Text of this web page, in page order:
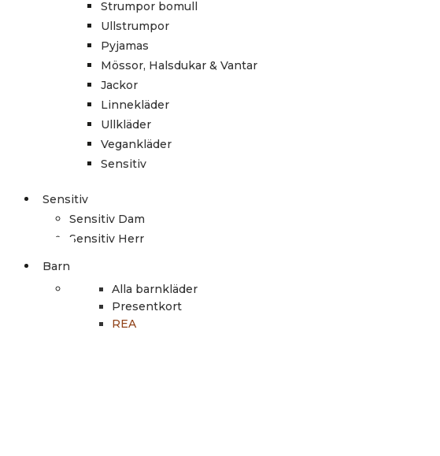
Strumpor bomull
Ullstrumpor
Pyjamas
Mössor, Halsdukar & Vantar
Jackor
Linnekläder
Ullkläder
Vegankläder
Sensitiv
Sensitiv
Sensitiv Dam
Sensitiv Herr
Barn
Alla barnkläder
Presentkort
REA